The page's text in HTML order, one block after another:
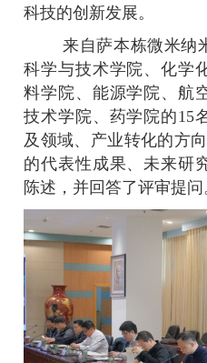
科技的创新发展。
来自萨本栋微米纳
科学与技术学院、化学
料学院、能源学院、航
技术学院、药学院的15
及领域、产业转化的方
的代表性成果、未来研
陈述，并回答了评审提问